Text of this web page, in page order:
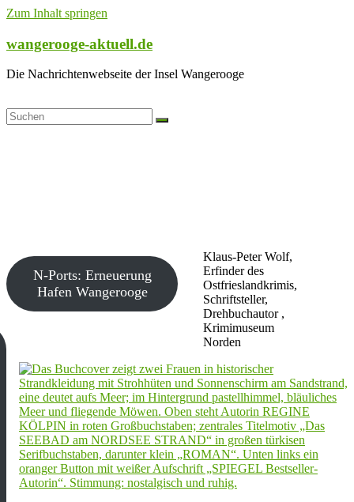
Zum Inhalt springen
wangerooge-aktuell.de
Die Nachrichtenwebseite der Insel Wangerooge
Klaus-Peter Wolf,
Erfinder des
Ostfrieslandkrimis,
Schriftsteller,
Drehbuchautor ,
Krimimuseum
Norden
N-Ports: Erneuerung
Hafen Wangerooge